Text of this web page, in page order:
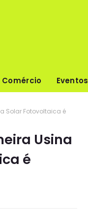
Comércio Eventos
Solar Fotovoltaica é
Usina
é